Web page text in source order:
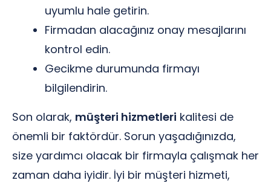
uyumlu hale getirin.
Firmadan alacağınız onay mesajlarını
kontrol edin.
Gecikme durumunda firmayı
bilgilendirin.
Son olarak, müşteri hizmetleri kalitesi de
önemli bir faktördür. Sorun yaşadığınızda,
size yardımcı olacak bir firmayla çalışmak her
zaman daha iyidir. İyi bir müşteri hizmeti,